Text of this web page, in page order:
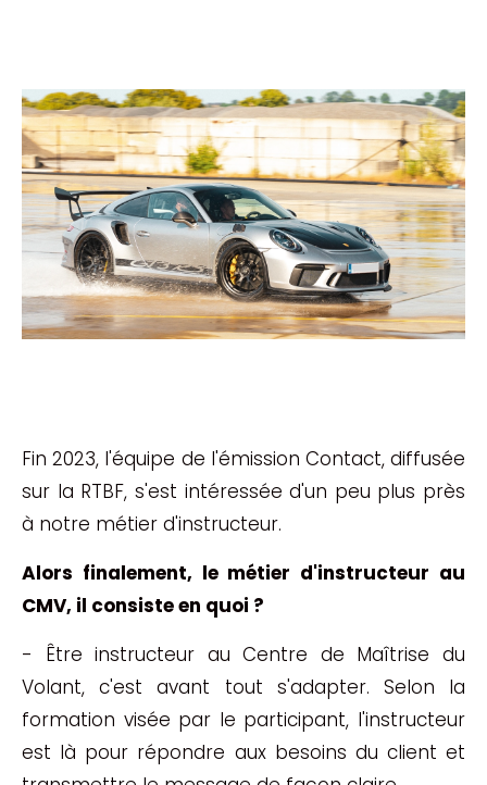
Fin 2023, l'équipe de l'émission Contact, diffusée
sur la RTBF, s'est intéressée d'un peu plus près
à notre métier d'instructeur.
Alors finalement, le métier d'instructeur au
CMV, il consiste en quoi ?
- Être instructeur au Centre de Maîtrise du
Volant, c'est avant tout s'adapter. Selon la
formation visée par le participant, l'instructeur
est là pour répondre aux besoins du client et